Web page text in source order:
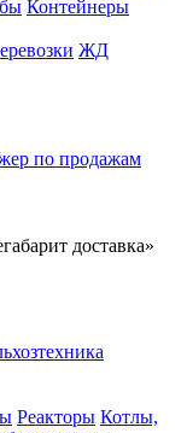
Контейнеры
ЖД
по продажам
доставка»
Реакторы Котлы,